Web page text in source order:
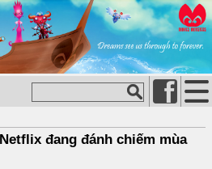
đang đánh chiếm mùa